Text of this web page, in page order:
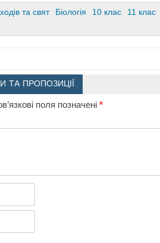
та свят Біологія 10 клас 11 клас
ТА ПРОПОЗИЦІЇ
поля позначені *